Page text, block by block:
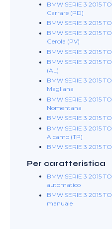
BMW SERIE 3 2015
Carrare (PD)
BMW SERIE 3 2015
BMW SERIE 3 2015
Gerola (PV)
BMW SERIE 3 2015
BMW SERIE 3 2015
(AL)
BMW SERIE 3 2015
Magliana
BMW SERIE 3 2015
Nomentana
BMW SERIE 3 2015
BMW SERIE 3 2015
Alcamo (TP)
BMW SERIE 3 2015
Per caratteristica
BMW SERIE 3 2015
automatico
BMW SERIE 3 2015
manuale